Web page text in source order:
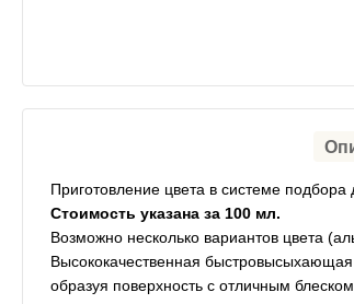
Приготовление цвета в системе
Стоимость указана за 100 мл.
Возможно несколько вариантов цвета
Высококачественная быстровысыхающая
образуя поверхность с отличным